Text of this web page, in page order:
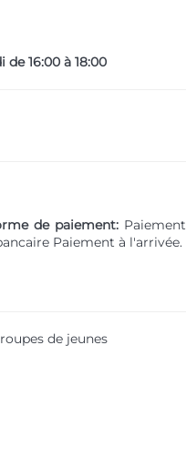
16:00 à 18:00
de paiement: Paiement
Paiement à l'arrivée.
de jeunes